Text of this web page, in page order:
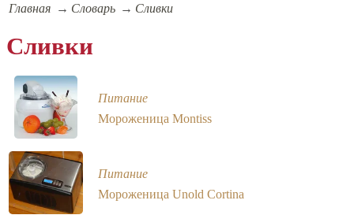
Главная Словарь Сливки
Сливки
Питание
Мороженица Montiss
Питание
Мороженица Unold Cortina